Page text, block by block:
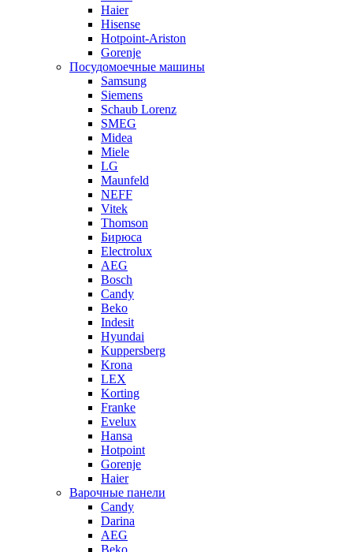
Haier
Hisense
Hotpoint-Ariston
Gorenje
Посудомоечные машины
Samsung
Siemens
Schaub Lorenz
SMEG
Midea
Miele
LG
Maunfeld
NEFF
Vitek
Thomson
Бирюса
Electrolux
AEG
Bosch
Candy
Beko
Indesit
Hyundai
Kuppersberg
Krona
LEX
Korting
Franke
Evelux
Hansa
Hotpoint
Gorenje
Haier
Варочные панели
Candy
Darina
AEG